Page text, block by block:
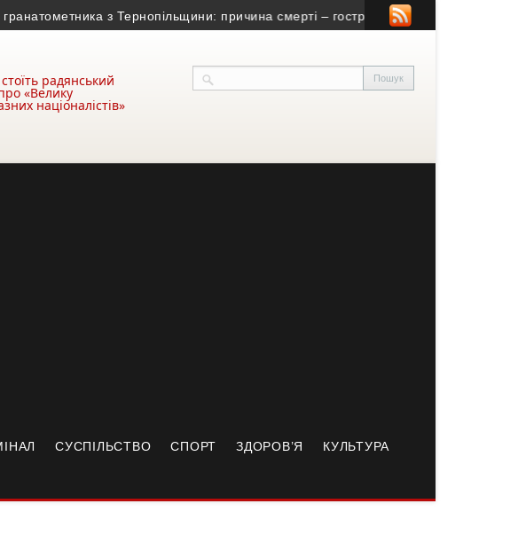
з Тернопільщини: причина смерті – гостра серцево-судинна
радянський
«Велику
націоналістів»
СУСПІЛЬСТВО СПОРТ ЗДОРОВ’Я КУЛЬТУРА